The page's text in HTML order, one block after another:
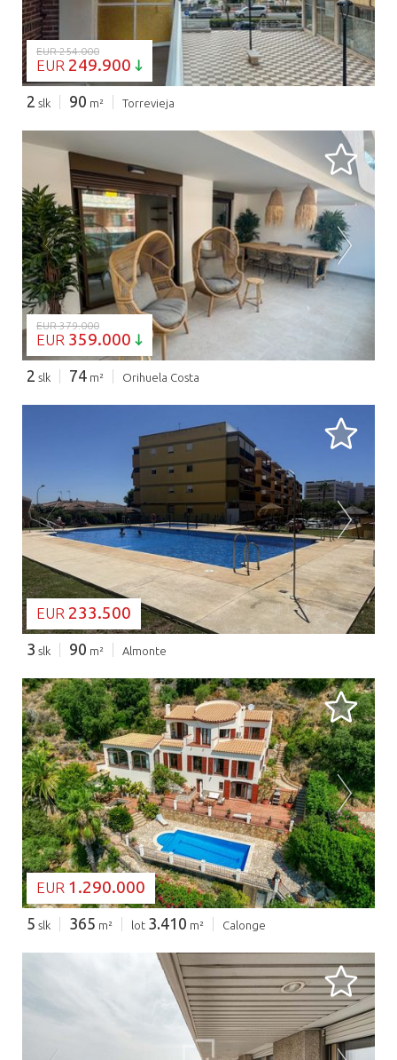
EUR 254.000
EUR 249.900
2 slk 90 m² Torrevieja
BEZIG MET LADEN...
EUR 379.000
EUR 359.000
2 slk 74 m² Orihuela Costa
BEZIG MET LADEN...
EUR 233.500
3 slk 90 m² Almonte
BEZIG MET LADEN...
EUR 1.290.000
5 slk 365 m² lot 3.410 m² Calonge